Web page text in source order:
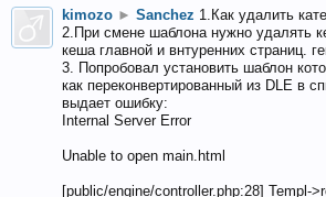
kimozo ► Sanchez 1.Как удалить
2.При смене шаблона нужно удалять
кеша главной и внтуренних страниц.
3. Попробовал установить шаблон
как переконвертированный из DLE в
выдает ошибку:
Internal Server Error
Unable to open main.html
[public/engine/controller.php:28] Templ-